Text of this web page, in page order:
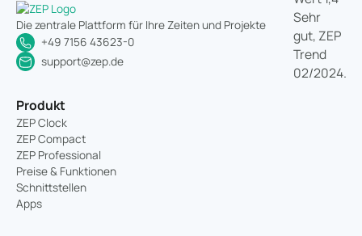
Die zentrale Plattform für Ihre Zeiten und Projekte
+49 7156 43623-0
support@zep.de
Produkt
ZEP Clock
ZEP Compact
ZEP Professional
Preise & Funktionen
Schnittstellen
Apps